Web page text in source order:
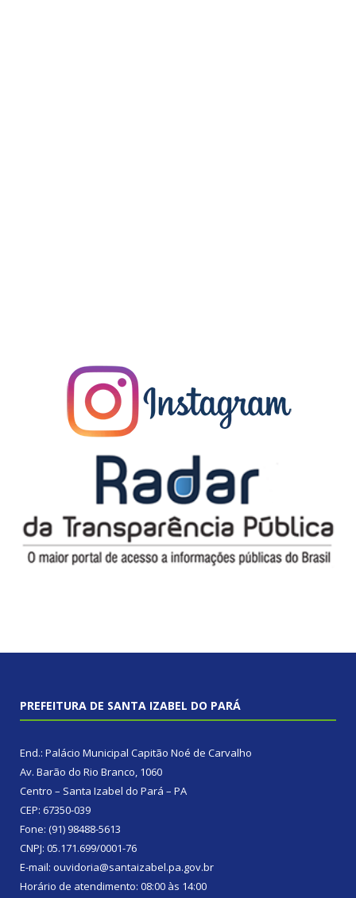
PREFEITURA DE SANTA IZABEL DO PARÁ
End.: Palácio Municipal Capitão Noé de Carvalho
Av. Barão do Rio Branco, 1060
Centro – Santa Izabel do Pará – PA
CEP: 67350-039
Fone: (91) 98488-5613
CNPJ: 05.171.699/0001-76
E-mail: ouvidoria@santaizabel.pa.gov.br
Horário de atendimento: 08:00 às 14:00